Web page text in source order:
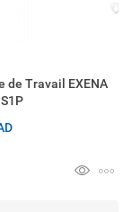
de Travail EXENA